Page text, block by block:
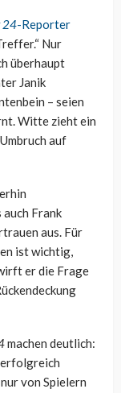
24-Reporter
Nur
überhaupt
Janik
– seien
Witte zieht ein
auf
auch Frank
aus. Für
ist wichtig,
er die Frage
machen deutlich:
erfolgreich
von Spielern